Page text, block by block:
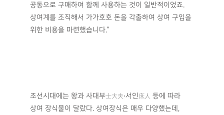
공동으로 구매하여 함께 사용하는 것이 일반적이었죠.
상여계를 조직해서 가가호호 돈을 각출하여 상여 구입을
위한 비용을 마련했습니다.”